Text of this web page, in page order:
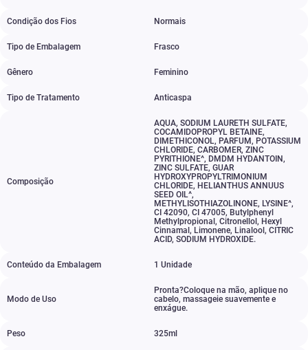
Condição dos Fios Normais
Tipo de Embalagem Frasco
Gênero Feminino
Tipo de Tratamento Anticaspa
Composição
AQUA, SODIUM LAURETH SULFATE,
COCAMIDOPROPYL BETAINE,
DIMETHICONOL, PARFUM, POTASSIUM
CHLORIDE, CARBOMER, ZINC
PYRITHIONE^, DMDM HYDANTOIN,
ZINC SULFATE, GUAR
HYDROXYPROPYLTRIMONIUM
CHLORIDE, HELIANTHUS ANNUUS
SEED OIL^,
METHYLISOTHIAZOLINONE, LYSINE^,
CI 42090, CI 47005, Butylphenyl
Methylpropional , Citronellol , Hexyl
Cinnamal , Limonene, Linalool , CITRIC
ACID, SODIUM HYDROXIDE.
Conteúdo da Embalagem 1 Unidade
Modo de Uso
Pronta?Coloque na mão, aplique no
cabelo, massageie suavemente e
enxágue.
Peso 325ml